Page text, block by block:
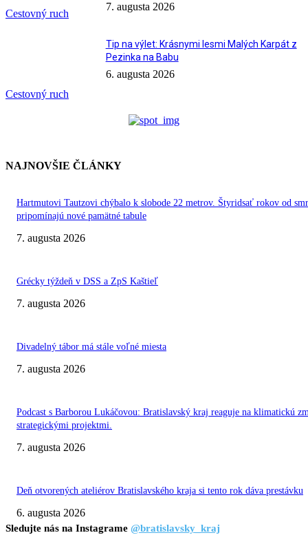
Cestovný ruch
7. augusta 2026
Cestovný ruch
Tip na výlet: Krásnymi lesmi Malých Karpát z
Pezinka na Babu
6. augusta 2026
NAJNOVŠIE ČLÁNKY
Hartmutovi Tautzovi chýbalo k slobode 22 metrov. Štyridsať rokov od
pripomínajú nové pamätné tabule
7. augusta 2026
Grécky týždeň v DSS a ZpS Kaštieľ
7. augusta 2026
Divadelný tábor má stále voľné miesta
7. augusta 2026
Podcast s Barborou Lukáčovou: Bratislavský kraj reaguje na klimatickú
strategickými projektmi.
7. augusta 2026
Deň otvorených ateliérov Bratislavského kraja si tento rok dáva prestávku
6. augusta 2026
Sledujte nás na Instagrame @bratislavsky_kraj